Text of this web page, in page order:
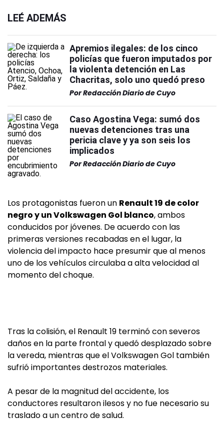
LEÉ ADEMÁS
Apremios ilegales: de los cinco
policías que fueron imputados por
la violenta detención en Las
Chacritas, solo uno quedó preso
PorRedacción Diario de Cuyo
Caso Agostina Vega: sumó dos
nuevas detenciones tras una
pericia clave y ya son seis los
implicados
PorRedacción Diario de Cuyo
Los protagonistas fueron un Renault 19 de color
negro y un Volkswagen Gol blanco, ambos
conducidos por jóvenes. De acuerdo con las
primeras versiones recabadas en el lugar, la
violencia del impacto hace presumir que al menos
uno de los vehículos circulaba a alta velocidad al
momento del choque.
Tras la colisión, el Renault 19 terminó con severos
daños en la parte frontal y quedó desplazado sobre
la vereda, mientras que el Volkswagen Gol también
sufrió importantes destrozos materiales.
A pesar de la magnitud del accidente, los
conductores resultaron ilesos y no fue necesario su
traslado a un centro de salud.